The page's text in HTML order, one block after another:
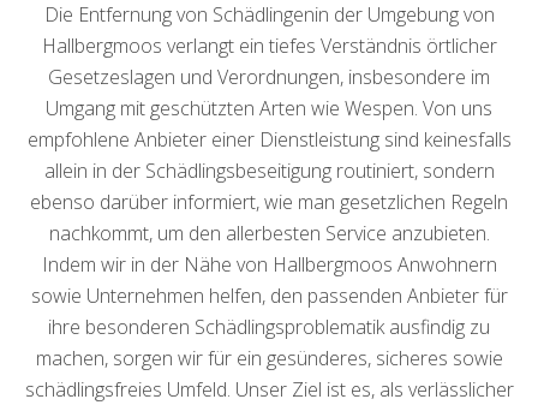
Die Entfernung von Schädlingenin der Umgebung von
Hallbergmoos verlangt ein tiefes Verständnis örtlicher
Gesetzeslagen und Verordnungen, insbesondere im
Umgang mit geschützten Arten wie Wespen. Von uns
empfohlene Anbieter einer Dienstleistung sind keinesfalls
allein in der Schädlingsbeseitigung routiniert, sondern
ebenso darüber informiert, wie man gesetzlichen Regeln
nachkommt, um den allerbesten Service anzubieten.
Indem wir in der Nähe von Hallbergmoos Anwohnern
sowie Unternehmen helfen, den passenden Anbieter für
ihre besonderen Schädlingsproblematik ausfindig zu
machen, sorgen wir für ein gesünderes, sicheres sowie
schädlingsfreies Umfeld. Unser Ziel ist es, als verlässlicher